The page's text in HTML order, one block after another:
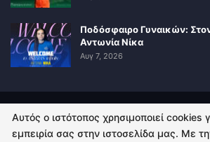
Ποδόσφαιρο Γυναικών:
Αντωνία Νίκα
Αυγ 7, 2026
ΠΟΛΙΤΙΚΗ ΑΠΟΡΡΗΤΟΥ
Αυτός ο ιστότοπος χρησιμοποιεί cookies
εμπειρία σας στην ιστοσελίδα μας. Με